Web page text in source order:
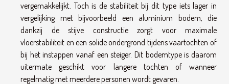
vergemakkelijkt. Toch is de stabiliteit bij dit type iets lager in
vergelijking met bijvoorbeeld een aluminium bodem, die
dankzij de stijve constructie zorgt voor maximale
vloerstabiliteit en een solide ondergrond tijdens vaartochten of
bij het instappen vanaf een steiger. Dit bodemtype is daarom
uitermate geschikt voor langere tochten of wanneer
regelmatig met meerdere personen wordt gevaren.